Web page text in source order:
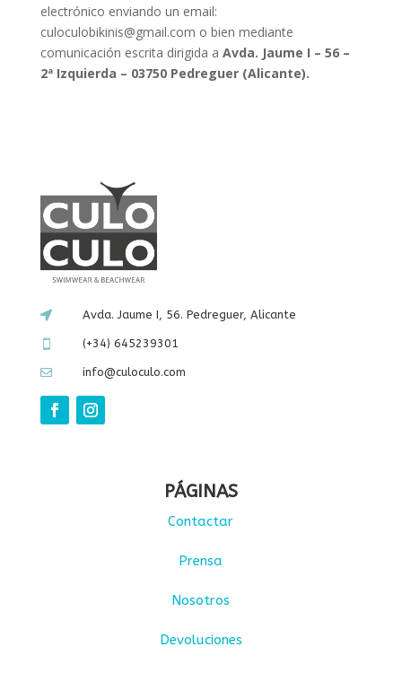
electrónico enviando un email:
culoculobikinis@gmail.com o bien mediante
comunicación escrita dirigida a Avda. Jaume I – 56 –
2ª Izquierda – 03750 Pedreguer (Alicante).
 Avda. Jaume I, 56. Pedreguer, Alicante
 (+34) 645239301
 info@culoculo.com
PÁGINAS
Contactar
Prensa
Nosotros
Devoluciones